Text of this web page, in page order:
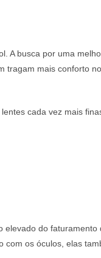
A busca por uma
tragam mais conforto
cada vez mais
do
os óculos, elas